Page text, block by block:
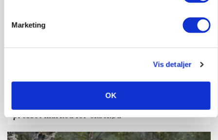
Marketing
Vis detaljer
OK
presset marked for oksekød